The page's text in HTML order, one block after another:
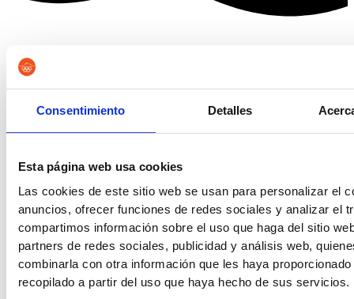
Consentimiento Detalles
Esta página web usa cookies
Las cookies de este sitio web se usan para personalizar el
anuncios, ofrecer funciones de redes sociales y analizar el
compartimos información sobre el uso que haga del sitio
partners de redes sociales, publicidad y análisis web,
combinarla con otra información que les haya
recopilado a partir del uso que haya hecho de sus servicios.
Granada y Málaga.
Facebook-f